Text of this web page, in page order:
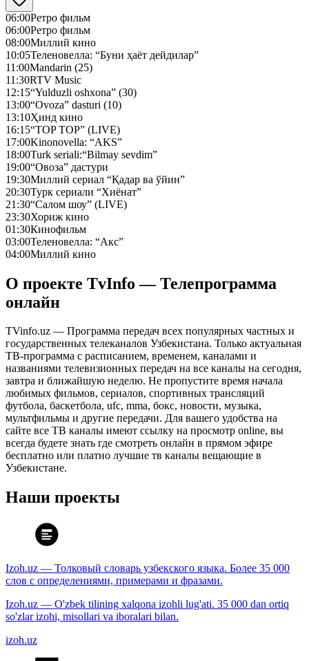
06:00Ретро фильм
06:00Ретро фильм
08:00Миллий кино
10:05Теленовелла: “Буни ҳаёт дейдилар”
11:00Mandarin (25)
11:30RTV Music
12:15“Yulduzli oshxona” (30)
13:00“Ovoza” dasturi (10)
13:10Ҳинд кино
16:15“TOP TOP” (LIVE)
17:00Kinonovella: “AKS”
18:00Turk seriali:“Bilmay sevdim”
19:00“Овоза” дастури
19:30Миллий сериал “Қадар ва ўйин”
20:30Турк сериали “Хиёнат”
21:30“Салом шоу” (LIVE)
23:30Хориж кино
01:30Кинофильм
03:00Теленовелла: “Акс”
04:00Миллий кино
О проекте TvInfo — Телепрограмма
онлайн
TVinfo.uz — Программа передач всех популярных частных и
государственных телеканалов Узбекистана. Только актуальная
ТВ-программа с расписанием, временем, каналами и
названиями телевизионных передач на все каналы на сегодня,
завтра и ближайшую неделю. Не пропустите время начала
любимых фильмов, сериалов, спортивных трансляций
футбола, баскетбола, ufc, mma, бокс, новости, музыка,
мультфильмы и другие передачи. Для вашего удобства на
сайте все ТВ каналы имеют ссылку на просмотр online, вы
всегда будете знать где смотреть онлайн в прямом эфире
бесплатно или платно лучшие тв каналы вещающие в
Узбекистане.
Наши проекты
Izoh.uz — Толковый словарь узбекского языка. Более 35 000
слов с определениями, примерами и фразами.
Izoh.uz — O'zbek tilining xalqona izohli lug'ati. 35 000 dan ortiq
so'zlar izohi, misollari va iboralari bilan.
izoh.uz